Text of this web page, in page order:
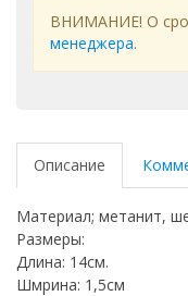
ВНИМАНИЕ! О
менеджера.
Описание
Материал; метанит,
Размеры:
Длина: 14см.
Шмрина: 1,5см